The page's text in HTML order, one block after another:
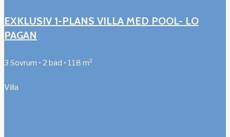
EXKLUSIV 1-PLANS VILLA MED POOL- LO
PAGAN
3 Sovrum • 2 bad • 118 m²
Villa